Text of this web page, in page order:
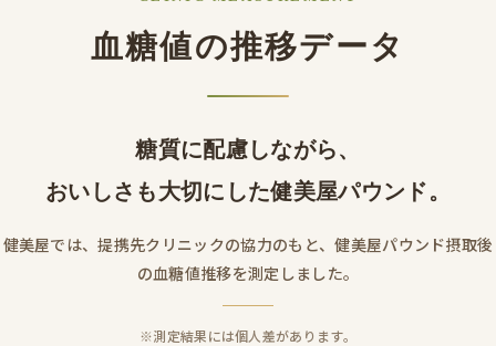
血糖値の推移データ
糖質に配慮しながら、
おいしさも大切にした健美屋パウンド。
健美屋では、提携先クリニックの協力のもと、健美屋パウンド摂取後
の血糖値推移を測定しました。
※測定結果には個人差があります。